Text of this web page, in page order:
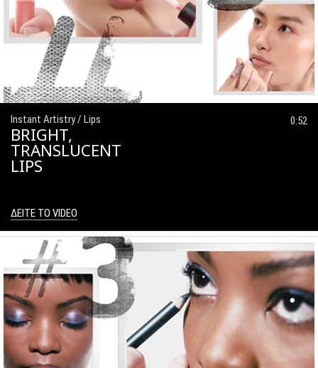
0:52
Instant Artistry / Lips
BRIGHT,
TRANSLUCENT
LIPS
ΔΕΙΤΕ ΤΟ VIDEO